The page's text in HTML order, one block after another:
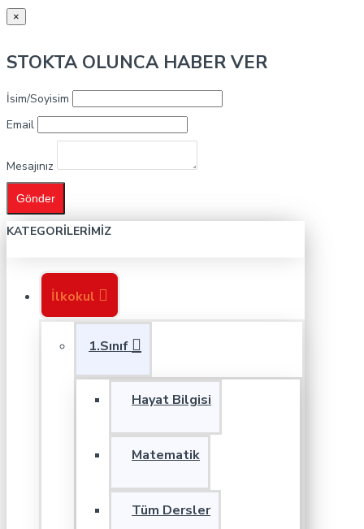
×
STOKTA OLUNCA HABER VER
İsim/Soyisim
Email
Mesajınız
Gönder
KATEGORILERIMIZ
İlkokul
1.Sınıf
Hayat Bilgisi
Matematik
Tüm Dersler